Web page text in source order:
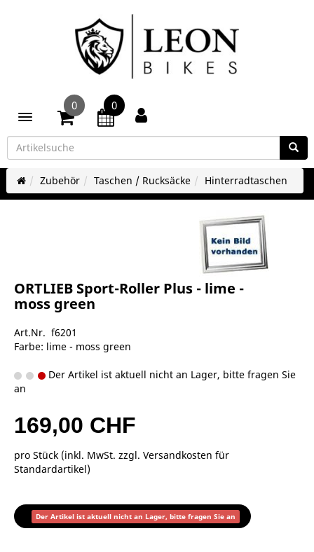
Toggle navigation
0 0
Zubehör Taschen / Rucksäcke Hinterradtaschen
ORTLIEB Sport-Roller Plus - lime -
moss green
Art.Nr. f6201
Farbe: lime - moss green
Der Artikel ist aktuell nicht an Lager, bitte fragen Sie
an
169,00 CHF
pro Stück (inkl. MwSt. zzgl. Versandkosten für
Standardartikel)
Der Artikel ist aktuell nicht an Lager, bitte fragen Sie an